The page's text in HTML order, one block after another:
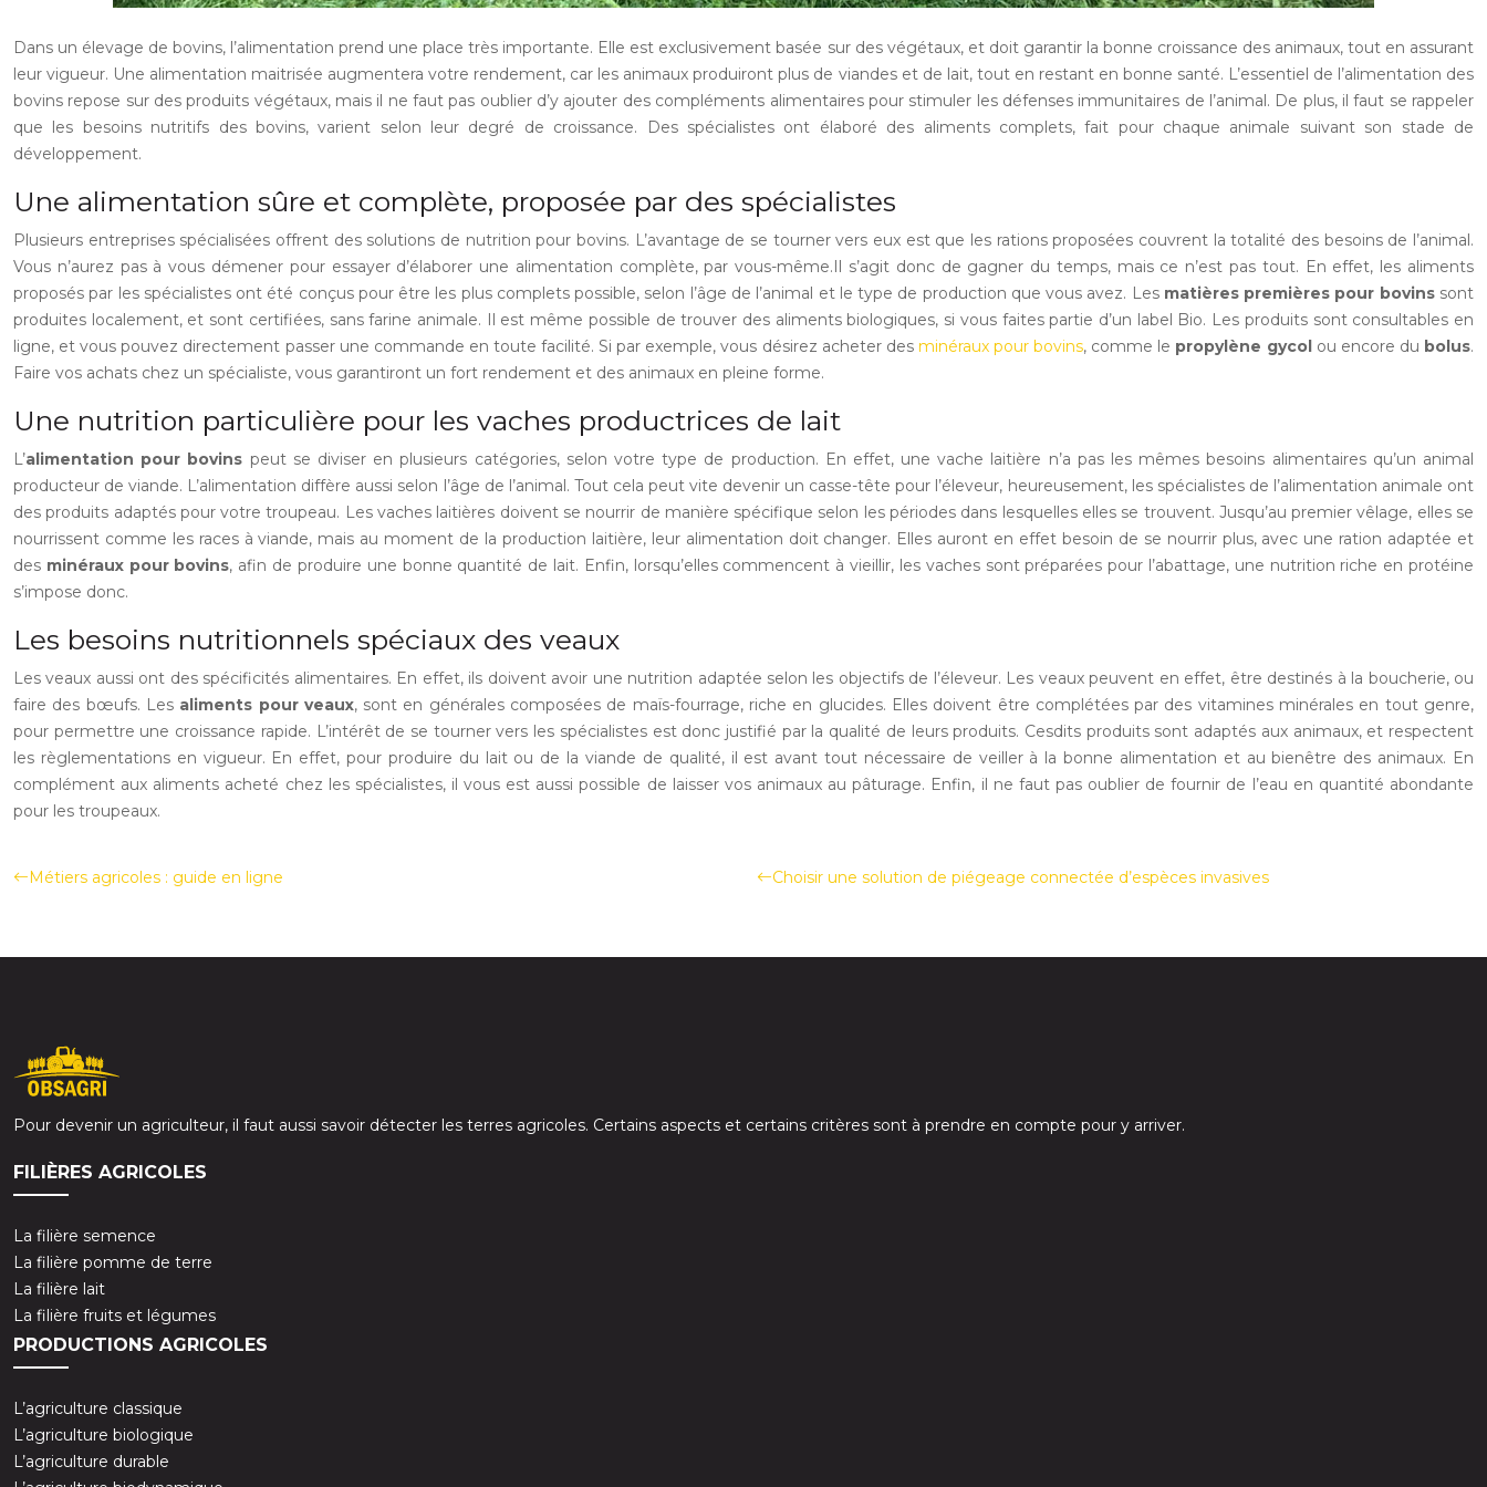
Dans un élevage de bovins, l’alimentation prend une place très importante. Elle est exclusivement basée sur des végétaux, et doit garantir la bonne croissance des animaux, tout en assurant
leur vigueur. Une alimentation maitrisée augmentera votre rendement, car les animaux produiront plus de viandes et de lait, tout en restant en bonne santé. L’essentiel de l’alimentation des
bovins repose sur des produits végétaux, mais il ne faut pas oublier d’y ajouter des compléments alimentaires pour stimuler les défenses immunitaires de l’animal. De plus, il faut se rappeler
que les besoins nutritifs des bovins, varient selon leur degré de croissance. Des spécialistes ont élaboré des aliments complets, fait pour chaque animale suivant son stade de
développement.
Une alimentation sûre et complète, proposée par des spécialistes
Plusieurs entreprises spécialisées offrent des solutions de nutrition pour bovins. L’avantage de se tourner vers eux est que les rations proposées couvrent la totalité des besoins de l’animal.
Vous n’aurez pas à vous démener pour essayer d’élaborer une alimentation complète, par vous-même.Il s’agit donc de gagner du temps, mais ce n’est pas tout. En effet, les aliments
proposés par les spécialistes ont été conçus pour être les plus complets possible, selon l’âge de l’animal et le type de production que vous avez. Les matières premières pour bovinssont
produites localement, et sont certifiées, sans farine animale. Il est même possible de trouver des aliments biologiques, si vous faites partie d’un label Bio. Les produits sont consultables en
ligne, et vous pouvez directement passer une commande en toute facilité. Si par exemple, vous désirez acheter des minéraux pour bovins, comme le propylène gycol ou encore du bolus.
Faire vos achats chez un spécialiste, vous garantiront un fort rendement et des animaux en pleine forme.
Une nutrition particulière pour les vaches productrices de lait
L’alimentation pour bovins peut se diviser en plusieurs catégories, selon votre type de production. En effet, une vache laitière n’a pas les mêmes besoins alimentaires qu’un animal
producteur de viande. L’alimentation diffère aussi selon l’âge de l’animal. Tout cela peut vite devenir un casse-tête pour l’éleveur, heureusement, les spécialistes de l’alimentation animale ont
des produits adaptés pour votre troupeau. Les vaches laitières doivent se nourrir de manière spécifique selon les périodes dans lesquelles elles se trouvent. Jusqu’au premier vêlage, elles se
nourrissent comme les races à viande, mais au moment de la production laitière, leur alimentation doit changer. Elles auront en effet besoin de se nourrir plus, avec une ration adaptée et
des minéraux pour bovins, afin de produire une bonne quantité de lait. Enfin, lorsqu’elles commencent à vieillir, les vaches sont préparées pour l’abattage, une nutrition riche en protéine
s’impose donc.
Les besoins nutritionnels spéciaux des veaux
Les veaux aussi ont des spécificités alimentaires. En effet, ils doivent avoir une nutrition adaptée selon les objectifs de l’éleveur. Les veaux peuvent en effet, être destinés à la boucherie, ou
faire des bœufs. Les aliments pour veaux, sont en générales composées de maïs-fourrage, riche en glucides. Elles doivent être complétées par des vitamines minérales en tout genre,
pour permettre une croissance rapide. L’intérêt de se tourner vers les spécialistes est donc justifié par la qualité de leurs produits. Cesdits produits sont adaptés aux animaux, et respectent
les règlementations en vigueur. En effet, pour produire du lait ou de la viande de qualité, il est avant tout nécessaire de veiller à la bonne alimentation et au bienêtre des animaux. En
complément aux aliments acheté chez les spécialistes, il vous est aussi possible de laisser vos animaux au pâturage. Enfin, il ne faut pas oublier de fournir de l’eau en quantité abondante
pour les troupeaux.
Métiers agricoles : guide en ligne Choisir une solution de piégeage connectée d’espèces invasives
Pour devenir un agriculteur, il faut aussi savoir détecter les terres agricoles. Certains aspects et certains critères sont à prendre en compte pour y arriver.
FILIÈRES AGRICOLES
La filière semence
La filière pomme de terre
La filière lait
La filière fruits et légumes
PRODUCTIONS AGRICOLES
L’agriculture classique
L’agriculture biologique
L’agriculture durable